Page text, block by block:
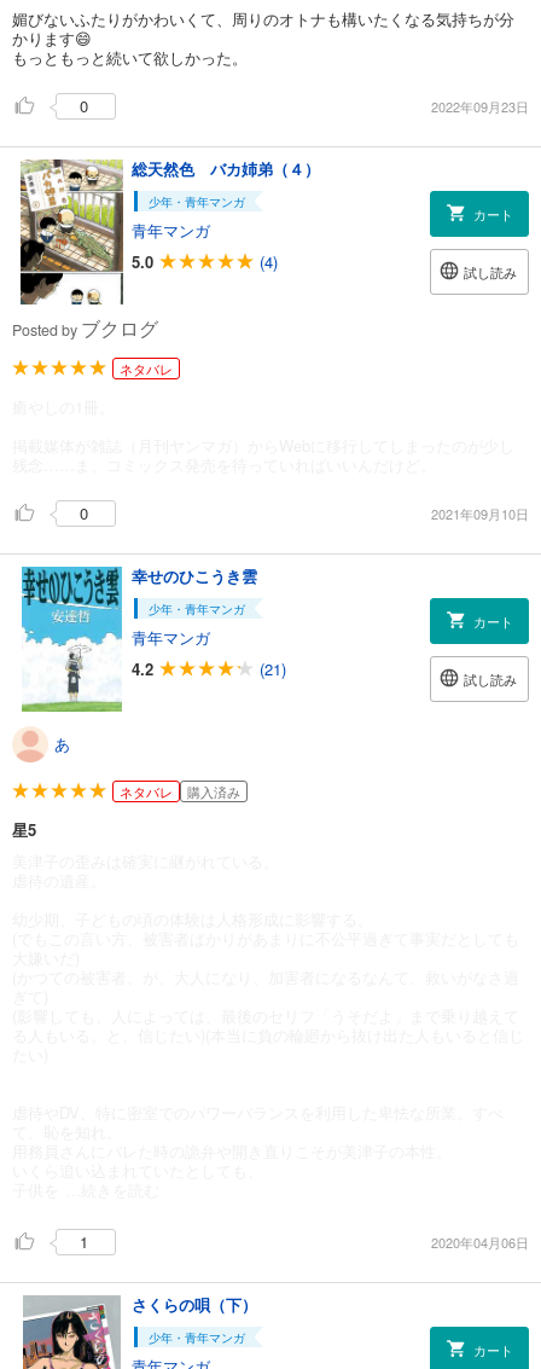
媚びないふたりがかわいくて、周りのオトナも構いたくなる気持ちが分
かります😄
もっともっと続いて欲しかった。
0 2022年09月23日
総天然色 バカ姉弟（４）
少年・青年マンガ
青年マンガ
5.0
(4)
カート
試し読み
Posted by ブクログ
ネタバレ
0 2021年09月10日
幸せのひこうき雲
少年・青年マンガ
青年マンガ
4.2
(21)
カート
試し読み
あ
ネタバレ 購入済み
星5
1 2020年04月06日
さくらの唄（下）
少年・青年マンガ
カート